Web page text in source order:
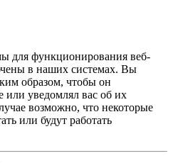
для функционирования веб-
в наших системах. Вы
образом, чтобы он
или уведомлял вас об их
возможно, что некоторые
или будут работать